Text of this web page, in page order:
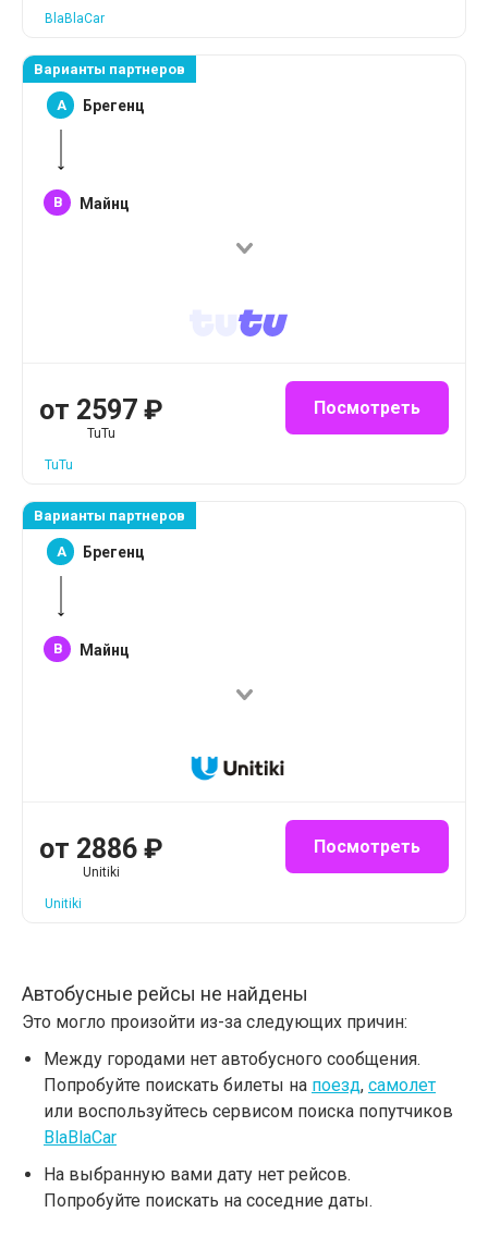
BlaBlaCar
Варианты партнеров
A Брегенц
B Майнц
от 2597 ₽
TuTu
Посмотреть
TuTu
Варианты партнеров
A Брегенц
B Майнц
от 2886 ₽
Unitiki
Посмотреть
Unitiki
Автобусные рейсы не найдены
Это могло произойти из-за следующих причин:
Между городами нет автобусного сообщения.
Попробуйте поискать билеты на поезд, самолет
или воспользуйтесь сервисом поиска попутчиков
BlaBlaCar
На выбранную вами дату нет рейсов.
Попробуйте поискать на соседние даты.